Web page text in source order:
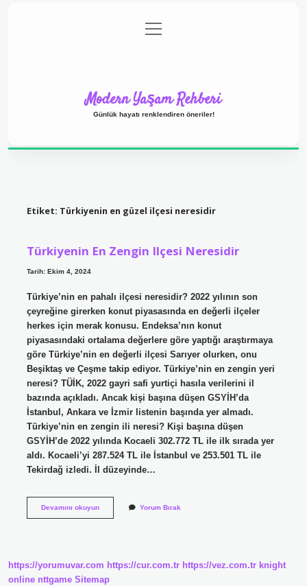
Gizlilik Politikası
menüyü
aç
Modern Yaşam Rehberi
Günlük hayatı renklendiren öneriler!
Etiket: Türkiyenin en güzel ilçesi neresidir
Türkiyenin En Zengin Ilçesi Neresidir
Tarih: Ekim 4, 2024
Türkiye’nin en pahalı ilçesi neresidir? 2022 yılının son
çeyreğine girerken konut piyasasında en değerli ilçeler
herkes için merak konusu. Endeksa’nın konut
piyasasındaki ortalama değerlere göre yaptığı araştırmaya
göre Türkiye’nin en değerli ilçesi Sarıyer olurken, onu
Beşiktaş ve Çeşme takip ediyor. Türkiye’nin en zengin yeri
neresi? TÜİK, 2022 gayri safi yurtiçi hasıla verilerini il
bazında açıkladı. Ancak kişi başına düşen GSYİH’da
İstanbul, Ankara ve İzmir listenin başında yer almadı.
Türkiye’nin en zengin ili neresi? Kişi başına düşen
GSYİH’de 2022 yılında Kocaeli 302.772 TL ile ilk sırada yer
aldı. Kocaeli’yi 287.524 TL ile İstanbul ve 253.501 TL ile
Tekirdağ izledi. İl düzeyinde…
Devamını okuyunTürkiyenin
Yorum Bırak
https://yorumuvar.com https://cur.com.tr https://vez.com.tr knight
online nttgame Sitemap